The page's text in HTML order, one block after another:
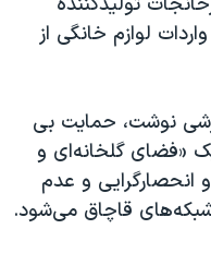
لوازم خانگی از
نوشت، حمایت بی
«فضای گلخانه‌ای و
انحصارگرایی و عدم
قاچاق می‌شود.